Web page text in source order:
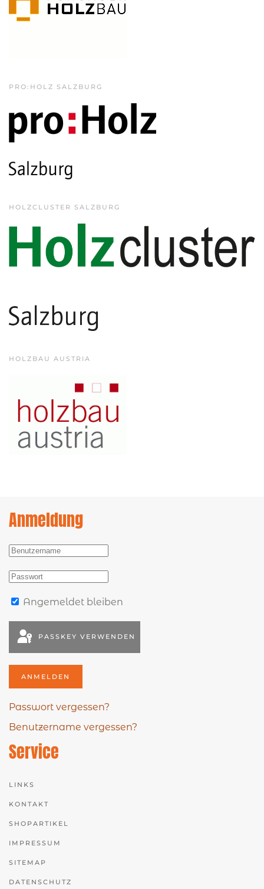
PRO:HOLZ SALZBURG
HOLZCLUSTER SALZBURG
HOLZBAU AUSTRIA
Anmeldung
Angemeldet bleiben
PASSKEY VERWENDEN
ANMELDEN
Passwort vergessen?
Benutzername vergessen?
Service
LINKS
KONTAKT
SHOPARTIKEL
IMPRESSUM
SITEMAP
DATENSCHUTZ